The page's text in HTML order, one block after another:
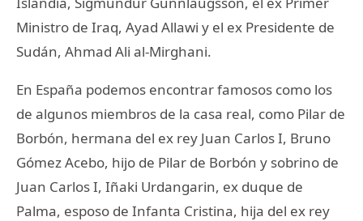
Ministro de Iraq, Ayad Allawi y el ex Presidente de
Sudán, Ahmad Ali al-Mirghani.
En España podemos encontrar famosos como los
de algunos miembros de la casa real, como Pilar de
Borbón, hermana del ex rey Juan Carlos I, Bruno
Gómez Acebo, hijo de Pilar de Borbón y sobrino de
Juan Carlos I, Iñaki Urdangarin, ex duque de
Palma, esposo de Infanta Cristina, hija del ex rey